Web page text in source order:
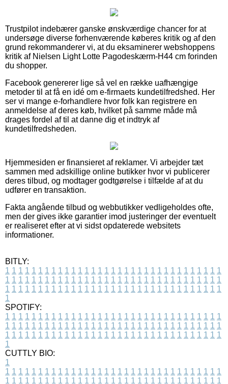
Trustpilot indebærer ganske ønskværdige chancer for at
undersøge diverse forhenværende køberes kritik og af den
grund rekommanderer vi, at du eksaminerer webshoppens
kritik af Nielsen Light Lotte Pagodeskærm-H44 cm forinden
du shopper.
Facebook genererer lige så vel en række uafhængige
metoder til at få en idé om e-firmaets kundetilfredshed. Her
ser vi mange e-forhandlere hvor folk kan registrere en
anmeldelse af deres køb, hvilket på samme måde må
drages fordel af til at danne dig et indtryk af
kundetilfredsheden.
Hjemmesiden er finansieret af reklamer. Vi arbejder tæt
sammen med adskillige online butikker hvor vi publicerer
deres tilbud, og modtager godtgørelse i tilfælde af at du
udfører en transaktion.
Fakta angående tilbud og webbutikker vedligeholdes ofte,
men der gives ikke garantier imod justeringer der eventuelt
er realiseret efter at vi sidst opdaterede websitets
informationer.
BITLY:
1 1 1 1 1 1 1 1 1 1 1 1 1 1 1 1 1 1 1 1 1 1 1 1 1 1 1 1 1 1 1 1 1
1 1 1 1 1 1 1 1 1 1 1 1 1 1 1 1 1 1 1 1 1 1 1 1 1 1 1 1 1 1 1 1 1
1 1 1 1 1 1 1 1 1 1 1 1 1 1 1 1 1 1 1 1 1 1 1 1 1 1 1 1 1 1 1 1 1
1
SPOTIFY:
1 1 1 1 1 1 1 1 1 1 1 1 1 1 1 1 1 1 1 1 1 1 1 1 1 1 1 1 1 1 1 1 1
1 1 1 1 1 1 1 1 1 1 1 1 1 1 1 1 1 1 1 1 1 1 1 1 1 1 1 1 1 1 1 1 1
1 1 1 1 1 1 1 1 1 1 1 1 1 1 1 1 1 1 1 1 1 1 1 1 1 1 1 1 1 1 1 1 1
1
CUTTLY BIO:
1
1 1 1 1 1 1 1 1 1 1 1 1 1 1 1 1 1 1 1 1 1 1 1 1 1 1 1 1 1 1 1 1 1
1 1 1 1 1 1 1 1 1 1 1 1 1 1 1 1 1 1 1 1 1 1 1 1 1 1 1 1 1 1 1 1 1